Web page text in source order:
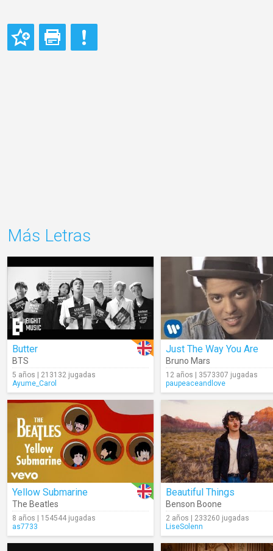
Más Letras
Butter
BTS
5 años | 213132 jugadas
Ayume_Carol
Just The Way You Are
Bruno Mars
12 años | 3573307 jugadas
paupeaceandlove
Yellow Submarine
The Beatles
8 años | 154544 jugadas
as7733
Beautiful Things
Benson Boone
2 años | 233260 jugadas
LiseSolenn